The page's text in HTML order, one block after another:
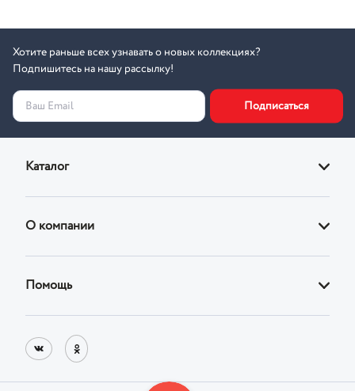
Хотите раньше всех узнавать о новых коллекциях?
Подпишитесь на нашу рассылку!
Ваш Email Подписаться
Каталог
Кресла
Стулья
Корпусная
О компании
Реквизиты
Блог
Помощь
Оплата